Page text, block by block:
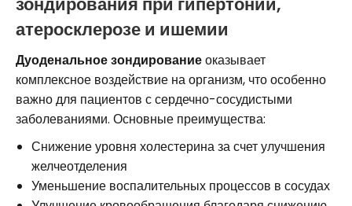
атеросклерозе и ишемии
Дуоденальное зондированиеоказывает
комплексное воздействие на организм, что особенно
важно для пациентов с сердечно-сосудистыми
заболеваниями. Основные преимущества:
Снижение уровня холестерина за счет улучшения
желчеотделения
Уменьшение воспалительных процессов в сосудах